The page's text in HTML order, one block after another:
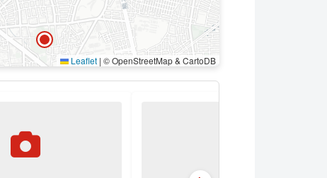
Leaflet | © OpenStreetMap & CartoDB